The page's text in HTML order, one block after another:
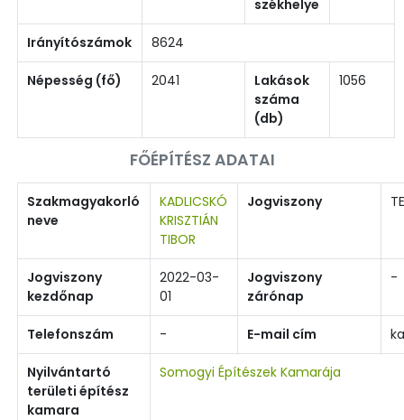
székhelye
Irányítószámok 8624
Népesség (fő) 2041
Lakások
száma
(db)
1056
FŐÉPÍTÉSZ ADATAI
Szakmagyakorló
neve
KADLICSKÓ
KRISZTIÁN
TIBOR
Jogviszony
Jogviszony
kezdőnap
2022-03-
01
Jogviszony
zárónap
-
Telefonszám - E-mail cím
Nyilvántartó
területi építész
kamara
Somogyi Építészek Kamarája